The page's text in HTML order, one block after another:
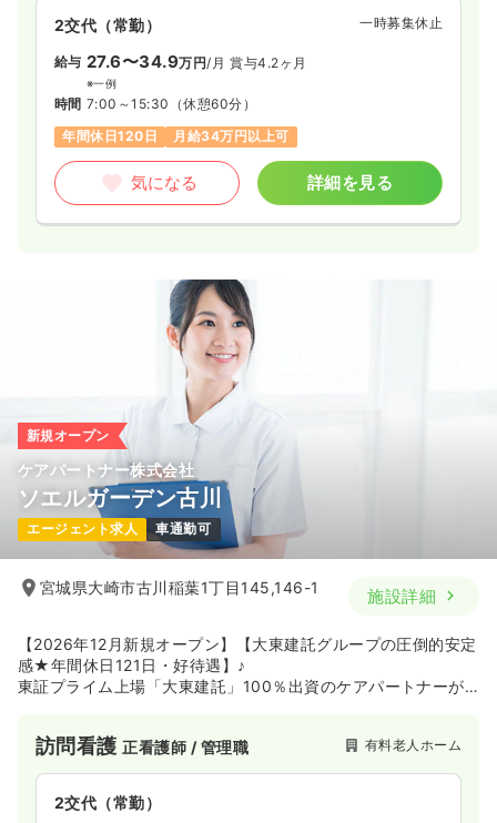
2交代（常勤） 一時募集休止
給与 27.6〜34.9万円/月 賞与4.2ヶ月
※一例
時間 7:00～15:30 （休憩60分）
年間休日120日
月給34万円以上可
気になる 詳細を見る
新規オープン
ケアパートナー株式会社
ソエルガーデン古川
エージェント求人 車通勤可
宮城県大崎市古川稲葉1丁目145,146-1 施設詳細
【2026年12月新規オープン】【大東建託グループの圧倒的安定
感★年間休日121日・好待遇】♪
東証プライム上場「大東建託」100％出資のケアパートナーが
給、大東建託管理物件の家賃割引など、業界トップクラスの働
きやすさを実現しています 。2029年までに全国100施設以上の
展開を見据えており、将来性・キャリアアップの機会も抜群。
お客様とスタッフに「寄り添う」施設です！
訪問看護正看護師 / 管理職 有料老人ホーム
2交代（常勤）